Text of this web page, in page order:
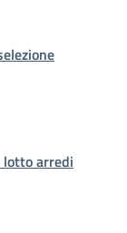
lotto arredi